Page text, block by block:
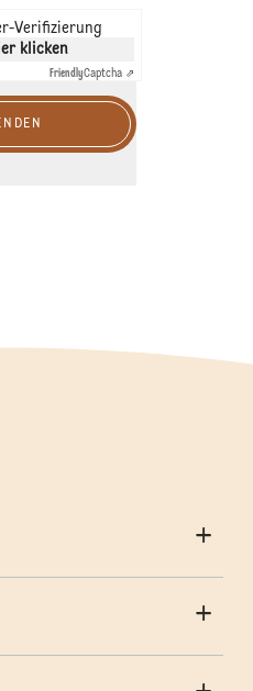
Verifizierung
klicken
FriendlyCaptcha ⇗